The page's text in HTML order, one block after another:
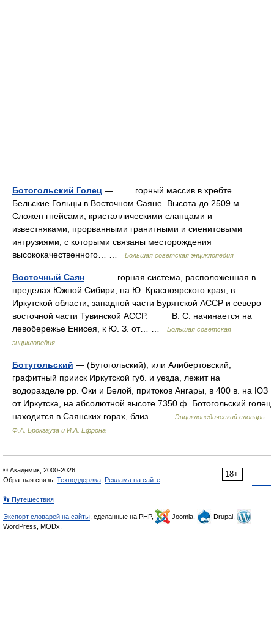
Ботогольский Голец — горный массив в хребте
Бельские Гольцы в Восточном Саяне. Высота до 2509 м.
Сложен гнейсами, кристаллическими сланцами и
известняками, прорванными гранитными и сиенитовыми
интрузиями, с которыми связаны месторождения
высококачественного… …
Большая советская энциклопедия
Восточный Саян — горная система, расположенная в
пределах Южной Сибири, на Ю. Красноярского края, в
Иркутской области, западной части Бурятской АССР и северо
восточной части Тувинской АССР. В. С. начинается на
левобережье Енисея, к Ю. З. от… …
Большая советская
энциклопедия
Ботугольский — (Бутогольский), или Алибертовский,
графитный прииск Иркутской губ. и уезда, лежит на
водоразделе pp. Оки и Белой, притоков Ангары, в 400 в. на ЮЗ
от Иркутска, на абсолютной высоте 7350 ф. Ботогольский голец
находится в Саянских горах, близ… …
Энциклопедический словарь
Ф.А. Брокгауза и И.А. Ефрона
18+
© Академик, 2000-2026
Обратная связь: Техподдержка Реклама на сайте
👣 Путешествия
Экспорт словарей на сайты , сделанные на PHP, Joomla,
Drupal,
WordPress, MODx.